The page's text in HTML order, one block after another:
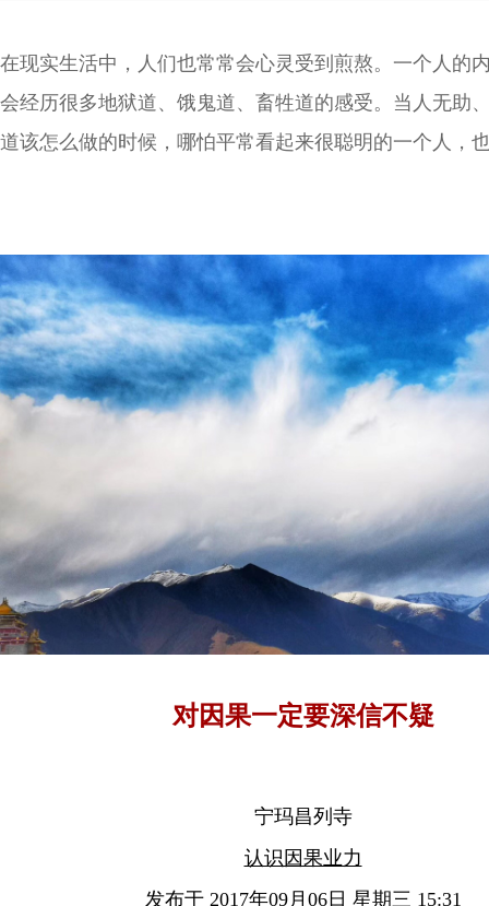
在现实生活中，人们也常常会心灵受到煎熬。一个人的
会经历很多地狱道、饿鬼道、畜牲道的感受。当人无助
道该怎么做的时候，哪怕平常看起来很聪明的一个人，
对因果一定要深信不疑
宁玛昌列寺
认识因果业力
发布于 2017年09月06日 星期三 15:31